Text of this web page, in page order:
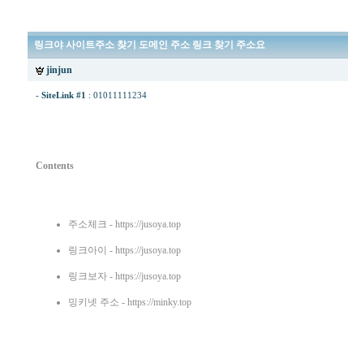
링크야 사이트주소 찾기 도메인 주소 링크 찾기 주소요
jinjun
- SiteLink #1 : 01011111234
Contents
주소체크 - https://jusoya.top
링크아이 - https://jusoya.top
링크보자 - https://jusoya.top
밍키넷 주소 - https://minky.top